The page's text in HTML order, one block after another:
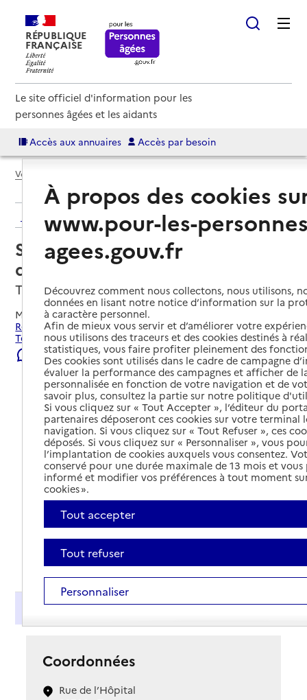
RÉPUBLIQUE
FRANÇAISE
Le site officiel d'information pour les
personnes âgées et les aidants
Accès aux annuaires Accès par besoin
Voir le fil d’Ariane
Retour aux résultats de l'annuaire
Service de soins infirmiers à
domicile – SSIAD
Tonnerre, YONNE
Mis à jour le06/08/2026
Rechercher les établissements et services autour de
Tonnerre.
Signaler une erreur
Présentation
Coordonnées
Rue de l’Hôpital
À propos des cookies
www.pour-les-
agees.gouv.fr
Découvrez comment nous collectons, nous utilisons,
données en lisant notre notice d’information sur la
à caractère personnel.
Afin de mieux vous servir et d’améliorer votre
nous utilisons des traceurs et des cookies destinés à
statistiques, vous faire profiter pleinement des
Des cookies sont utilisés dans le cadre de campagne
évaluer la performance des campagnes et afficher de
personnalisée en fonction de votre navigation et de
savoir plus, consultez la partie sur notre politique
Si vous cliquez sur « Tout Accepter », l’éditeur du
partenaires déposeront ces cookies sur votre terminal
navigation. Si vous cliquez sur « Tout Refuser », ces
déposés. Si vous cliquez sur « Personnaliser », vous
l’implantation de cookies auxquels vous consentez.
conservé pour une durée maximale de 13 mois et
informé et modifier vos préférences à tout moment
cookies ».
Tout accepter
Tout refuser
Personnaliser